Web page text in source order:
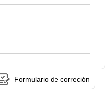
Formulario de correción